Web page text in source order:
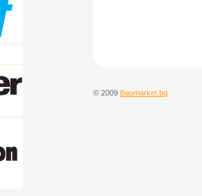
© 2009 Baumarket.bg